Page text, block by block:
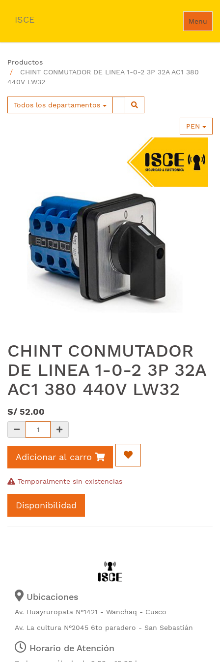
Menu
ISCE
Productos
CHINT CONMUTADOR DE LINEA 1-0-2 3P 32A AC1 380
440V LW32
Todos los departamentos
PEN
CHINT CONMUTADOR
DE LINEA 1-0-2 3P 32A
AC1 380 440V LW32
S/ 52.00
Adicionar al carro
Temporalmente sin existencias
Disponibilidad
Ubicaciones
Av. Huayruropata N°1421 - Wanchaq - Cusco
Av. La cultura N°2045 6to paradero - San Sebastián
Horario de Atención